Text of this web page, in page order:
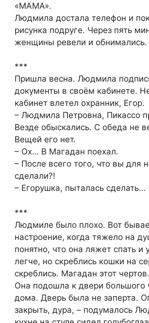
«МАМА».
Людмила достала телефон и
рисунка подруге. Через пять
женщины ревели и обнимались.
***
Пришла весна. Людмила
документы в своём кабинете.
кабинет влетел охранник, Егор.
– Людмила Петровна, Пикассо
Везде обыскались. С обеда не
Вещей его нет.
– Ох… В Магадан поехал.
– После всего того, что вы для
сделали?!
– Егорушка, пыталась сделать…
***
Людмиле было плохо. Вот
настроение, когда тяжело на
понятно, что она ляжет спать и
легче, но скреблись кошки на
скреблись. Магадан этот
Она подошла к двери большого
дома. Дверь была не заперта.
закрыть, дура, – подумалось